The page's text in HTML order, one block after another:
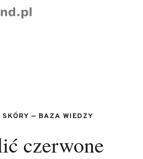
— BAZA WIEDZY
czerwone